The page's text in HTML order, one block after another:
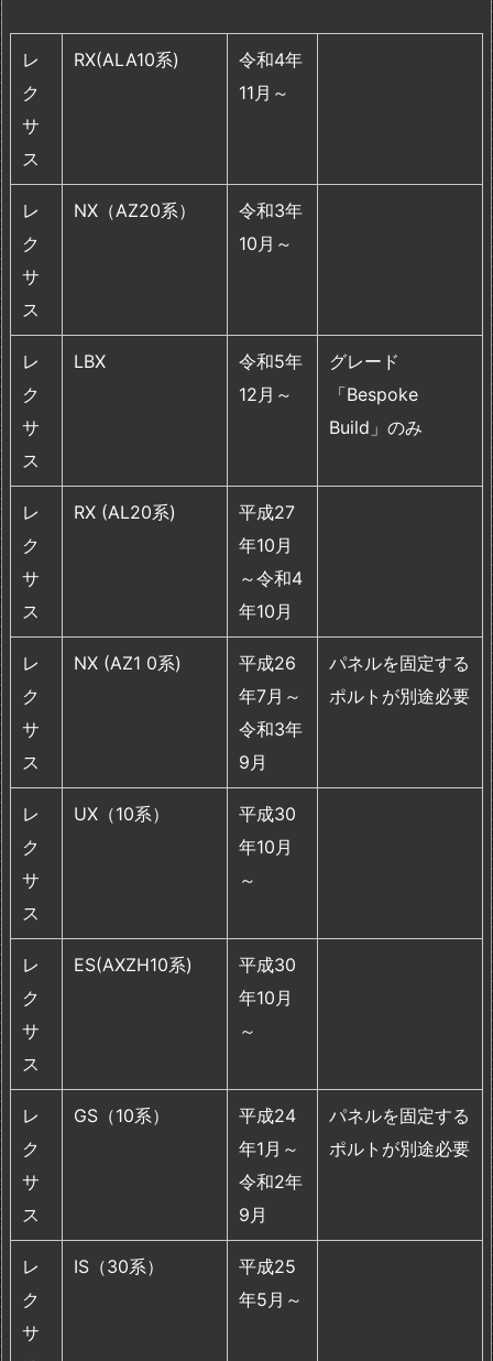
レ
ク
サ
ス
RX(ALA10系)
令和4年
11月～
レ
ク
サ
ス
NX（AZ20系）
令和3年
10月～
レ
ク
サ
ス
LBX
令和5年
12月～
グレード
「Bespoke
Build」のみ
レ
ク
サ
ス
RX (AL20系)
平成27
年10月
～令和4
年10月
レ
ク
サ
ス
NX (AZ1 0系)
平成26
年7月～
令和3年
9月
パネルを固定する
ポルトが別途必要
レ
ク
サ
ス
UX（10系）
平成30
年10月
～
レ
ク
サ
ス
ES(AXZH10系)
平成30
年10月
～
レ
ク
サ
ス
GS（10系）
平成24
年1月～
令和2年
9月
パネルを固定する
ポルトが別途必要
レ
ク
サ
IS（30系）
平成25
年5月～